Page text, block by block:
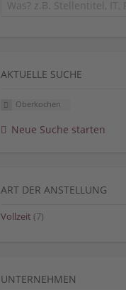
AKTUELLE SUCHE
Oberkochen
Neue Suche starten
ART DER ANSTELLUNG
Vollzeit (7)
UNTERNEHMEN